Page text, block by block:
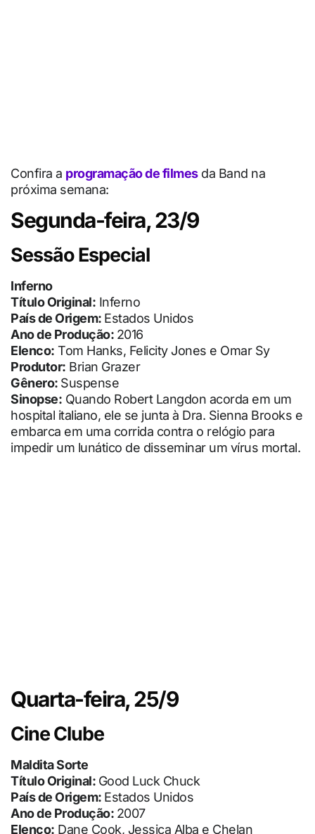
Confira a programação de filmesda Band na
próxima semana:
Segunda-feira, 23/9
Sessão Especial
Inferno
Título Original: Inferno
País de Origem: Estados Unidos
Ano de Produção: 2016
Elenco: Tom Hanks, Felicity Jones e Omar Sy
Produtor: Brian Grazer
Gênero: Suspense
Sinopse: Quando Robert Langdon acorda em um
hospital italiano, ele se junta à Dra. Sienna Brooks e
embarca em uma corrida contra o relógio para
impedir um lunático de disseminar um vírus mortal.
Quarta-feira, 25/9
Cine Clube
Maldita Sorte
Título Original: Good Luck Chuck
País de Origem: Estados Unidos
Ano de Produção: 2007
Elenco: Dane Cook, Jessica Alba e Chelan